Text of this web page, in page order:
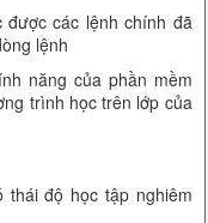
các lệnh chính đã
lệnh
năng của phần mềm
trình học trên lớp của
độ học tập nghiêm